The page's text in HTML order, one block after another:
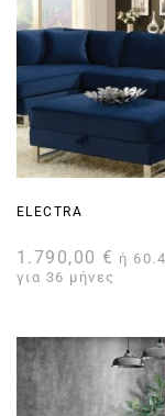
ELECTRA
1.790,00 € ή
για 36 μήνες